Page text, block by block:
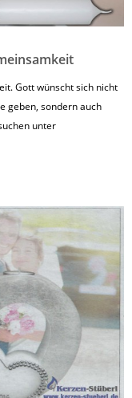
Gott wünscht sich nicht
geben, sondern auch
unter